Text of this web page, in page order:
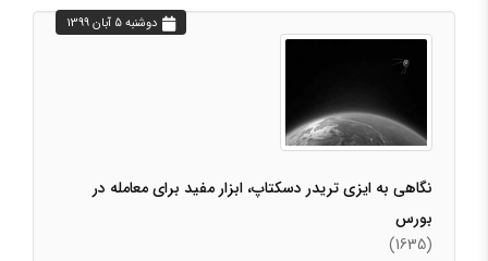
نگاهی به ایزی تریدر دسکتاپ، ابزار مفید برای معامله در
بورس
(1635)
دوشنبه 5 آبان 1399